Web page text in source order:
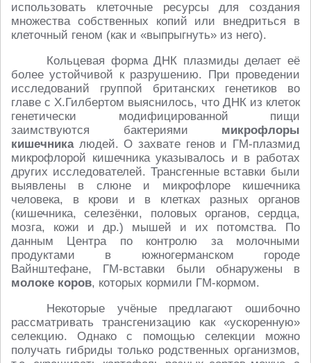
использовать клеточные ресурсы для создания
множества собственных копий или внедриться в
клеточный геном (как и «выпрыгнуть» из него).
Кольцевая форма ДНК плазмиды делает её
более устойчивой к разрушению. При проведении
исследований группой британских генетиков во
главе с Х.Гилбертом выяснилось, что ДНК из клеток
генетически модифицированной пищи
заимствуются бактериями микрофлоры
кишечникалюдей. О захвате генов и ГМ-плазмид
микрофлорой кишечника указывалось и в работах
других исследователей. Трансгенные вставки были
выявлены в слюне и микрофлоре кишечника
человека, в крови и в клетках разных органов
(кишечника, селезёнки, половых органов, сердца,
мозга, кожи и др.) мышей и их потомства. По
данным Центра по контролю за молочными
продуктами в южногерманском городе
Вайнштефане, ГМ-вставки были обнаружены в
молоке коров, которых кормили ГМ-кормом.
Некоторые учёные предлагают ошибочно
рассматривать трансгенизацию как «ускоренную»
селекцию. Однако с помощью селекции можно
получать гибриды только родственных организмов,